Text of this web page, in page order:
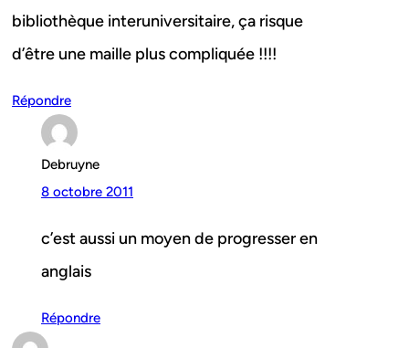
bibliothèque interuniversitaire, ça risque
d’être une maille plus compliquée !!!!
Répondre
Debruyne
8 octobre 2011
c’est aussi un moyen de progresser en
anglais
Répondre